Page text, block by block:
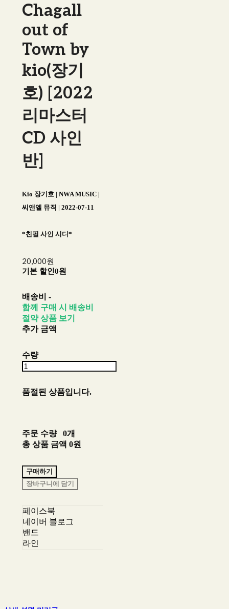
Chagall
out of
Town by
kio(장기
호) [2022
리마스터
CD 사인
반]
Kio 장기호 | NWA MUSIC |
씨앤엘 뮤직 | 2022-07-11
*친필 사인 시디*
20,000원
기본 할인0원
배송비 -
함께 구매 시 배송비
절약 상품 보기
추가 금액
수량
품절된 상품입니다.
주문 수량
0개
총 상품 금액 0원
구매하기
장바구니에 담기
페이스북
네이버 블로그
밴드
라인